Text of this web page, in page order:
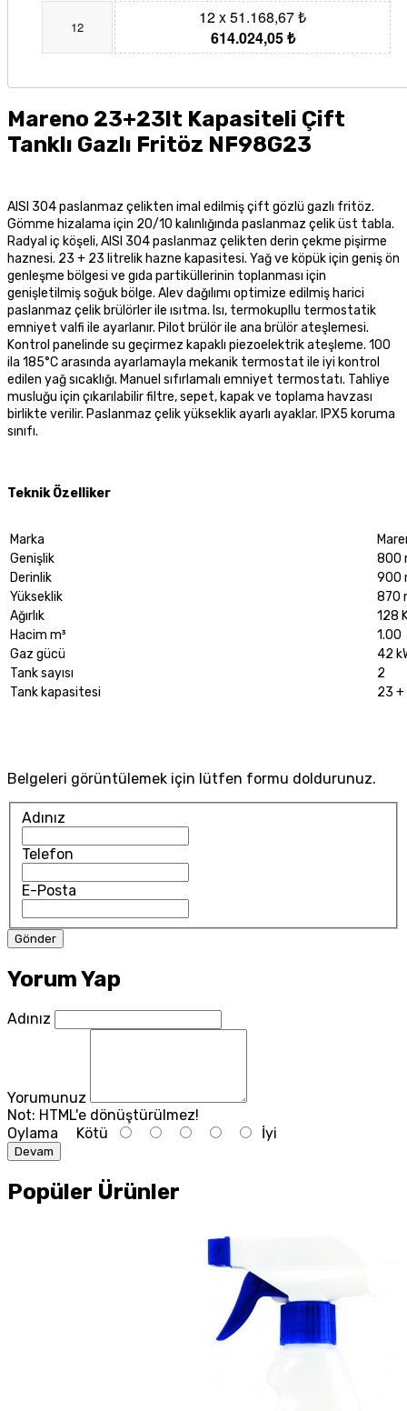
12
12 x 51.168,67 ₺
614.024,05 ₺
Mareno 23+23lt Kapasiteli Çift
Tanklı Gazlı Fritöz NF98G23
AISI 304 paslanmaz çelikten imal edilmiş çift gözlü gazlı fritöz.
Gömme hizalama için 20/10 kalınlığında paslanmaz çelik üst tabla.
Radyal iç köşeli, AISI 304 paslanmaz çelikten derin çekme pişirme
haznesi. 23 + 23 litrelik hazne kapasitesi. Yağ ve köpük için geniş ön
genleşme bölgesi ve gıda partiküllerinin toplanması için
genişletilmiş soğuk bölge. Alev dağılımı optimize edilmiş harici
paslanmaz çelik brülörler ile ısıtma. Isı, termokupllu termostatik
emniyet valfi ile ayarlanır. Pilot brülör ile ana brülör ateşlemesi.
Kontrol panelinde su geçirmez kapaklı piezoelektrik ateşleme. 100
ila 185°C arasında ayarlamayla mekanik termostat ile iyi kontrol
edilen yağ sıcaklığı. Manuel sıfırlamalı emniyet termostatı. Tahliye
musluğu için çıkarılabilir filtre, sepet, kapak ve toplama havzası
birlikte verilir. Paslanmaz çelik yükseklik ayarlı ayaklar. IPX5 koruma
sınıfı.
Teknik Özelliker
Marka
Genişlik
800
Derinlik
900
Yükseklik
870
Ağırlık
128
Hacim m³
1.00
Gaz gücü
42
Tank sayısı
2
Tank kapasitesi
23 +
Belgeleri görüntülemek için lütfen formu doldurunuz.
Adınız
Telefon
E-Posta
Yorum Yap
Adınız
Yorumunuz
Not: HTML'e dönüştürülmez!
Oylama Kötü İyi
Devam
Popüler Ürünler